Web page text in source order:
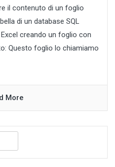
il contenuto di un foglio
di un database SQL
creando un foglio con
Questo foglio lo chiamiamo
More